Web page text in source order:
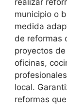
realizar
municipio o
medida
de reformas
proyectos
oficinas,
local.
reformas